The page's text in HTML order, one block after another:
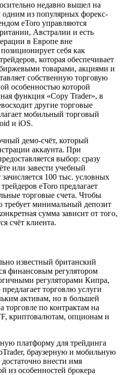
недавно вышел на
из популярных форекс-
eToro управляются
Австралии и есть
в Европе вне
себя как
которая обеспечивает
товарами, акциями и
собственную торговую
особенностью которой
функция «Copy Trader», в
другие торговые
мобильный торговый
и iOS.
демо-счёт, который
аккаунта. При
выбор: сразу
или завести учебный
100 тыс. условных
eToro предлагает
торговые счета. Чтобы
требует минимальный депозит
сумма зависит от того,
счёт клиента.
известный британский
финансовым регулятором
регуляторами Кипра,
торговлю услуги
активам, но в большей
торговле по контрактам на
криптовалютам, опционам и
платформу для трейдинга
браузерную и мобильную
внести имя
из особенностей брокера